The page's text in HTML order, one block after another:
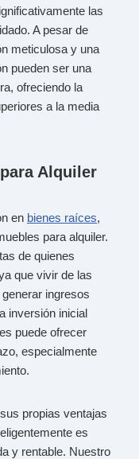
las
A pesar de
meticulosa y una
pueden ser una
ofreciendo la
a la media
Alquiler
en bienes raíces,
para alquiler.
de quienes
que vivir de las
ingresos
inversión inicial
puede ofrecer
especialmente
propias ventajas
es
y rentable. Nuestro